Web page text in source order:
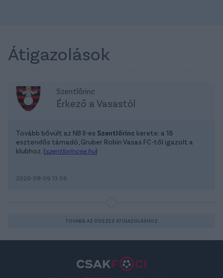
Átigazolások
Szentlőrinc
Érkező a Vasastól
Tovább bővült az NB II-es Szentlőrinc kerete: a 18
esztendős támadó, Gruber Robin Vasas FC-től igazolt a
klubhoz. (szentlorincse.hu)
2026-08-09 13:06
TOVÁBB AZ ÖSSZES ÁTIGAZOLÁSHOZ